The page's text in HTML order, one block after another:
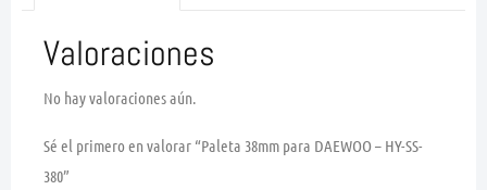
Valoraciones
No hay valoraciones aún.
Sé el primero en valorar “Paleta 38mm para DAEWOO – HY-SS-
380”